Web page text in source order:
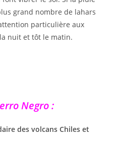
grand nombre de lahars
particulière aux
nuit et tôt le matin.
Negro :
des volcans Chiles et